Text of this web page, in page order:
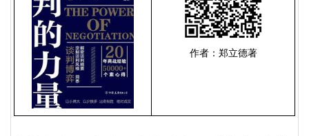
作者：郑立德著